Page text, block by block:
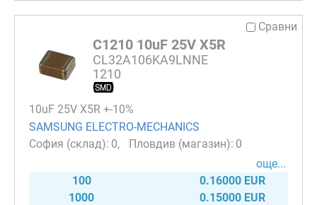
Сравни
C1210 10uF 25V X5R
CL32A106KA9LNNE
1210
10uF 25V X5R +-10%
SAMSUNG ELECTRO-MECHANICS
0
0
още...
100
0.16000 EUR
1000
0.15000 EUR